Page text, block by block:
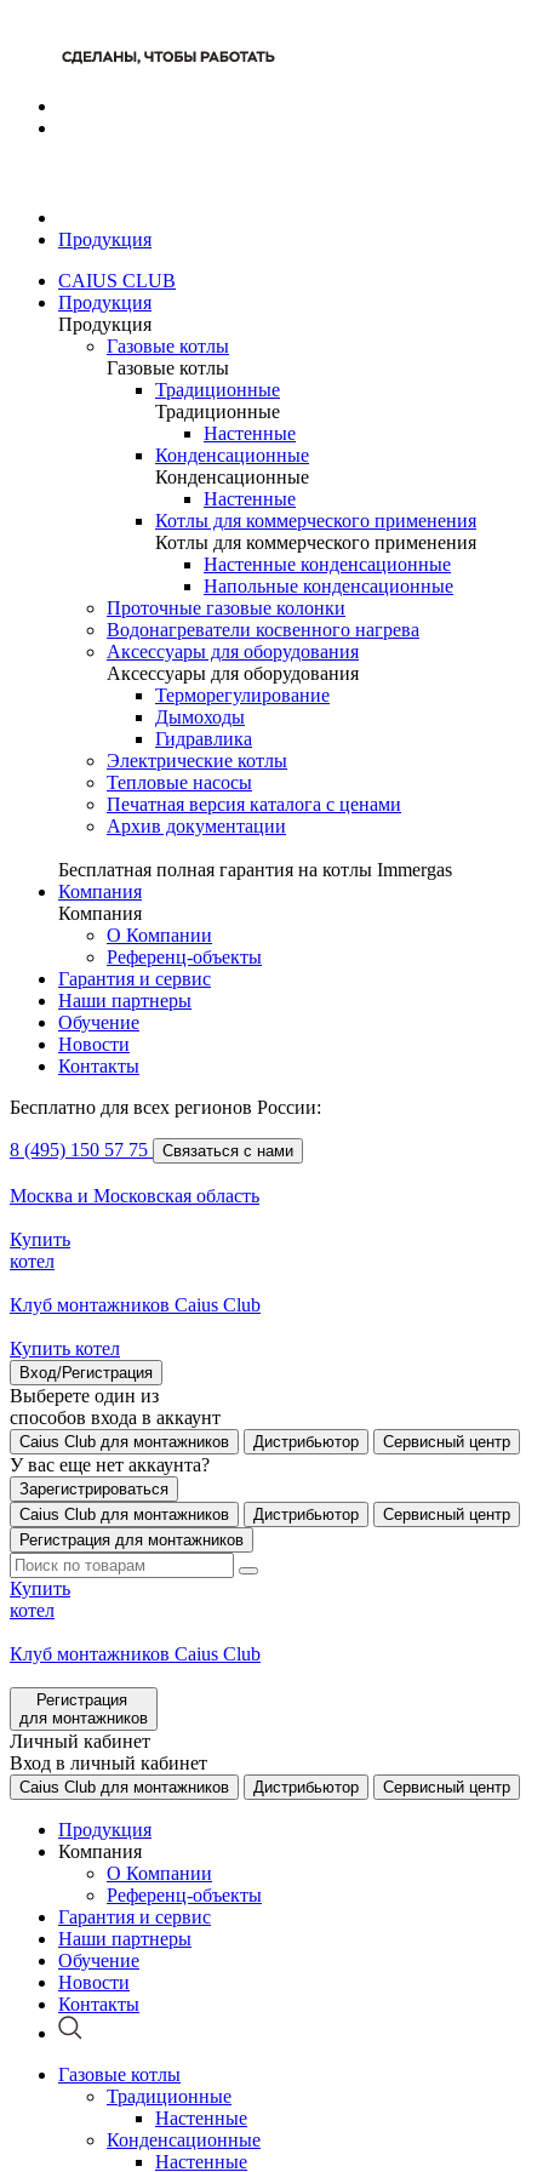
Продукция
CAIUS CLUB
Продукция
Продукция
Газовые котлы
Газовые котлы
Традиционные
Традиционные
Настенные
Конденсационные
Конденсационные
Настенные
Котлы для коммерческого применения
Котлы для коммерческого применения
Настенные конденсационные
Напольные конденсационные
Проточные газовые колонки
Водонагреватели косвенного нагрева
Аксессуары для оборудования
Аксессуары для оборудования
Терморегулирование
Дымоходы
Гидравлика
Электрические котлы
Тепловые насосы
Печатная версия каталога с ценами
Архив документации
Бесплатная полная гарантия на котлы Immergas
Компания
Компания
О Компании
Референц-объекты
Гарантия и сервис
Наши партнеры
Обучение
Новости
Контакты
Бесплатно для всех регионов России:
8 (495) 150 57 75 Связаться с нами
Москва и Московская область
Купить
котел
Клуб монтажников Caius Club
Купить котел
Вход/Регистрация
Выберете один из
способов входа в аккаунт
Caius Club для монтажников Дистрибьютор Сервисный центр
У вас еще нет аккаунта?
Зарегистрироваться
Caius Club для монтажников
Дистрибьютор
Сервисный центр
Регистрация для монтажников
Купить
котел
Клуб монтажников Caius Club
Регистрация
для монтажников
Личный кабинет
Вход в личный кабинет
Caius Club для монтажников Дистрибьютор Сервисный центр
Продукция
Компания
О Компании
Референц-объекты
Гарантия и сервис
Наши партнеры
Обучение
Новости
Контакты
Газовые котлы
Традиционные
Настенные
Конденсационные
Настенные